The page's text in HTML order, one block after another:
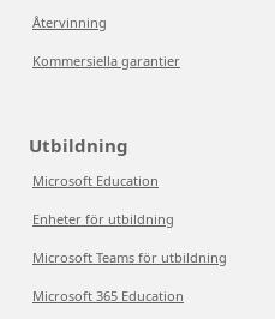
Återvinning
Kommersiella garantier
Utbildning
Microsoft Education
Enheter för utbildning
Microsoft Teams för utbildning
Microsoft 365 Education